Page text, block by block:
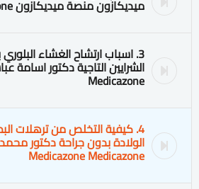
ميديكازون منصة ميديكازون Medicazone
3. اسباب ارتشاح الغشاء
الشرايين التاجية دكتور اسامة
Medicazone
4. كيفية التخلص من ترهلات
الولادة بدون جراحة دكتور
Medicazone Medicazone